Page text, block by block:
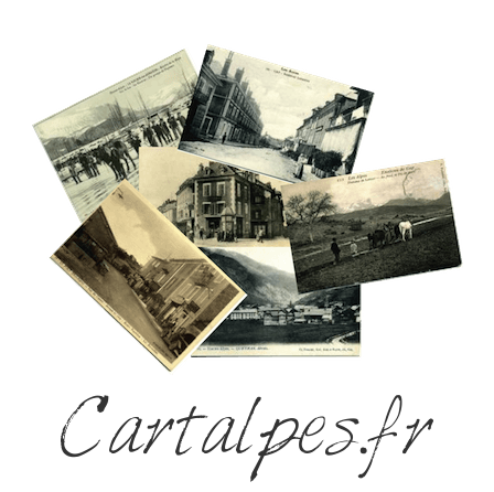
Cartalpes.fr